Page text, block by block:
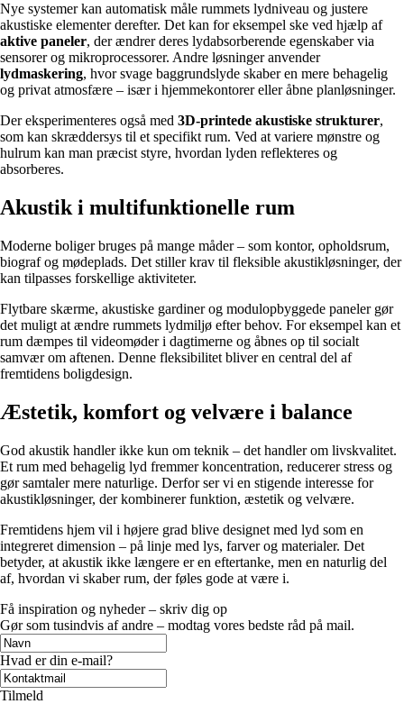
Nye systemer kan automatisk måle rummets lydniveau og justere
akustiske elementer derefter. Det kan for eksempel ske ved hjælp af
aktive paneler, der ændrer deres lydabsorberende egenskaber via
sensorer og mikroprocessorer. Andre løsninger anvender
lydmaskering, hvor svage baggrundslyde skaber en mere behagelig
og privat atmosfære – især i hjemmekontorer eller åbne planløsninger.
Der eksperimenteres også med 3D-printede akustiske strukturer,
som kan skræddersys til et specifikt rum. Ved at variere mønstre og
hulrum kan man præcist styre, hvordan lyden reflekteres og
absorberes.
Akustik i multifunktionelle rum
Moderne boliger bruges på mange måder – som kontor, opholdsrum,
biograf og mødeplads. Det stiller krav til fleksible akustikløsninger, der
kan tilpasses forskellige aktiviteter.
Flytbare skærme, akustiske gardiner og modulopbyggede paneler gør
det muligt at ændre rummets lydmiljø efter behov. For eksempel kan et
rum dæmpes til videomøder i dagtimerne og åbnes op til socialt
samvær om aftenen. Denne fleksibilitet bliver en central del af
fremtidens boligdesign.
Æstetik, komfort og velvære i balance
God akustik handler ikke kun om teknik – det handler om livskvalitet.
Et rum med behagelig lyd fremmer koncentration, reducerer stress og
gør samtaler mere naturlige. Derfor ser vi en stigende interesse for
akustikløsninger, der kombinerer funktion, æstetik og velvære.
Fremtidens hjem vil i højere grad blive designet med lyd som en
integreret dimension – på linje med lys, farver og materialer. Det
betyder, at akustik ikke længere er en eftertanke, men en naturlig del
af, hvordan vi skaber rum, der føles gode at være i.
Få inspiration og nyheder – skriv dig op
Gør som tusindvis af andre – modtag vores bedste råd på mail.
Hvad er din e-mail?
Tilmeld